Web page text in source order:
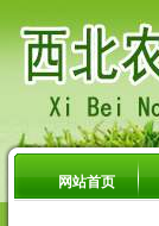
网站首页